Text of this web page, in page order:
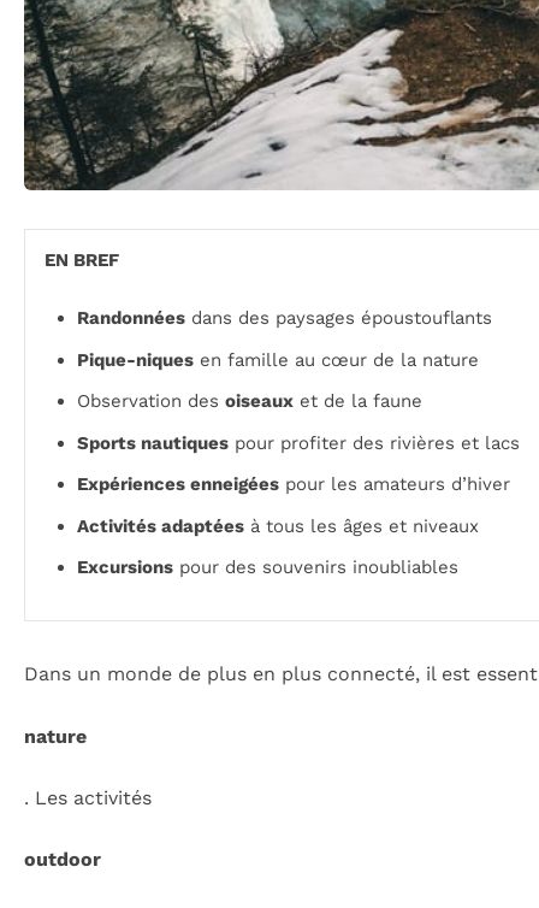
EN BREF
Randonnées dans des paysages époustouflants
Pique-niques en famille au cœur de la nature
Observation des oiseaux et de la faune
Sports nautiques pour profiter des rivières et lacs
Expériences enneigées pour les amateurs d’hiver
Activités adaptées à tous les âges et niveaux
Excursions pour des souvenirs inoubliables
Dans un monde de plus en plus connecté, il est
nature
. Les activités
outdoor